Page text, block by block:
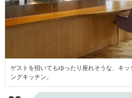
ゲストを招いてもゆったり座れそうな、キ
ングキッチン。